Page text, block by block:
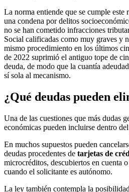
La norma entiende que se cumple este
una condena por delitos
no se han cometido infracciones
Social calificadas como muy graves y
mismo procedimiento en los últimos
de 2022 suprimió el antiguo tope de
deuda, de modo que la cuantía
sí sola al mecanismo.
¿Qué deudas pueden
Una de las cuestiones que más dudas
económicas pueden incluirse dentro
En muchos supuestos pueden
deudas procedentes de tarjetas de
microcréditos, descubiertos en cuenta o
cuando el solicitante es autónomo.
La ley también contempla la